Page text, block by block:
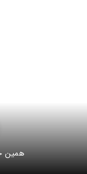
همین